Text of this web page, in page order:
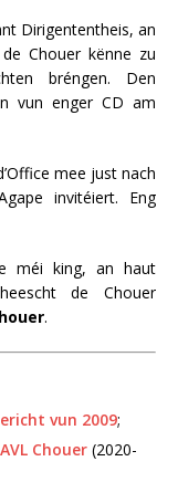
Dirigententheis, an
Chouer kënne zu
bréngen. Den
vun enger CD am
mee just nach
invitéiert. Eng
méi king, an haut
de Chouer
.
vun 2009;
Chouer (2020-